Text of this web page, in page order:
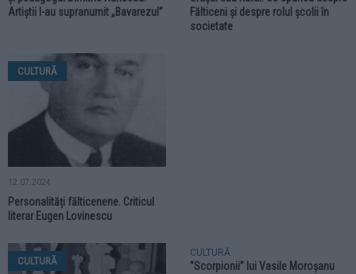
Artiștii l-au supranumit „Bavarezul”
Fălticeni și despre rolul școlii în
societate
CULTURĂ
12.07.2024
Personalități fălticenene. Criticul
literar Eugen Lovinescu
CULTURĂ
CULTURĂ
”Scorpionii” lui Vasile Moroșanu